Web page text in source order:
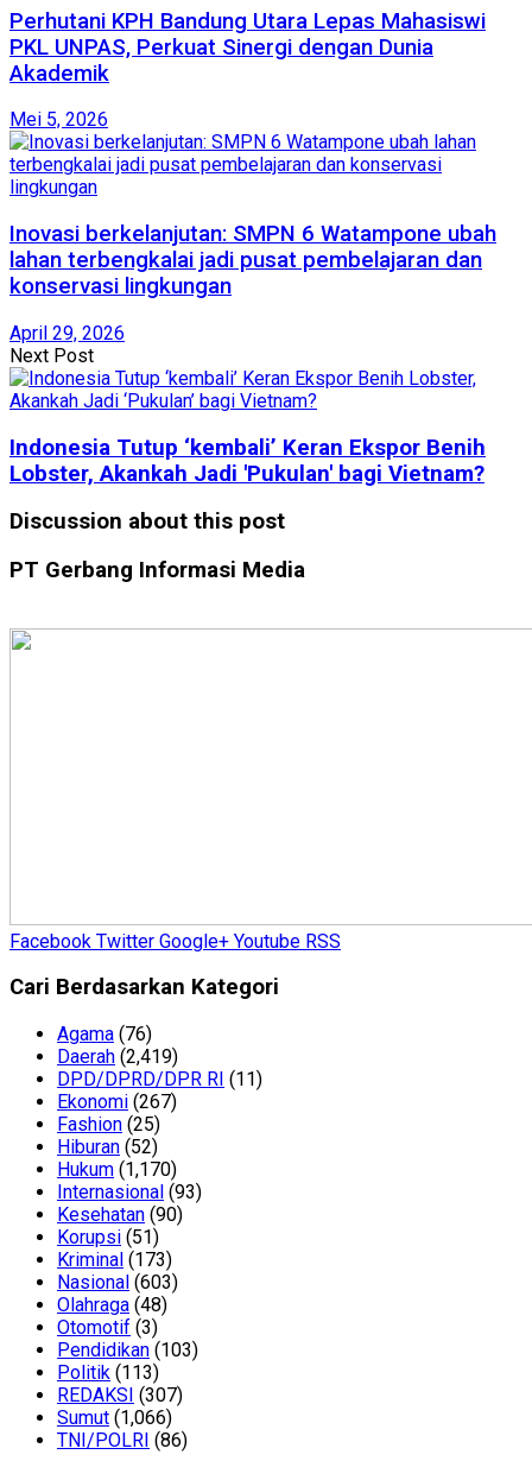
Perhutani KPH Bandung Utara Lepas Mahasiswi
PKL UNPAS, Perkuat Sinergi dengan Dunia
Akademik
Mei 5, 2026
Inovasi berkelanjutan: SMPN 6 Watampone ubah
lahan terbengkalai jadi pusat pembelajaran dan
konservasi lingkungan
April 29, 2026
Next Post
Indonesia Tutup ‘kembali’ Keran Ekspor Benih
Lobster, Akankah Jadi 'Pukulan' bagi Vietnam?
Discussion about this post
PT Gerbang Informasi Media
Facebook Twitter Google+ Youtube RSS
Cari Berdasarkan Kategori
Agama (76)
Daerah (2,419)
DPD/DPRD/DPR RI (11)
Ekonomi (267)
Fashion (25)
Hiburan (52)
Hukum (1,170)
Internasional (93)
Kesehatan (90)
Korupsi (51)
Kriminal (173)
Nasional (603)
Olahraga (48)
Otomotif (3)
Pendidikan (103)
Politik (113)
REDAKSI (307)
Sumut (1,066)
TNI/POLRI (86)